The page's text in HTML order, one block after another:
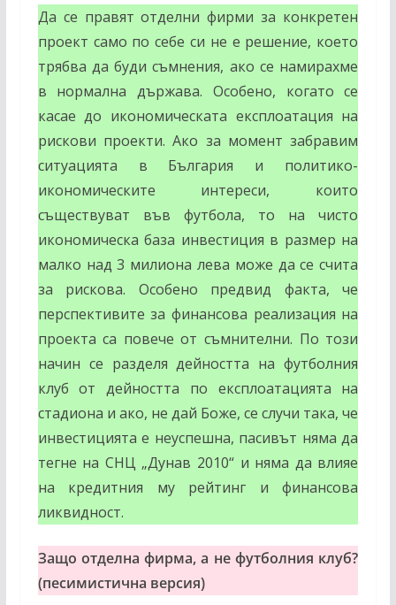
Да се правят отделни фирми за конкретен
проект само по себе си не е решение, което
трябва да буди съмнения, ако се намирахме
в нормална държава. Особено, когато се
касае до икономическата експлоатация на
рискови проекти. Ако за момент забравим
ситуацията в България и политико-
икономическите интереси, които
съществуват във футбола, то на чисто
икономическа база инвестиция в размер на
малко над 3 милиона лева може да се счита
за рискова. Особено предвид факта, че
перспективите за финансова реализация на
проекта са повече от съмнителни. По този
начин се разделя дейността на футболния
клуб от дейността по експлоатацията на
стадиона и ако, не дай Боже, се случи така, че
инвестицията е неуспешна, пасивът няма да
тегне на СНЦ „Дунав 2010“ и няма да влияе
на кредитния му рейтинг и финансова
ликвидност.
Защо отделна фирма, а не футболния клуб?
(песимистична версия)